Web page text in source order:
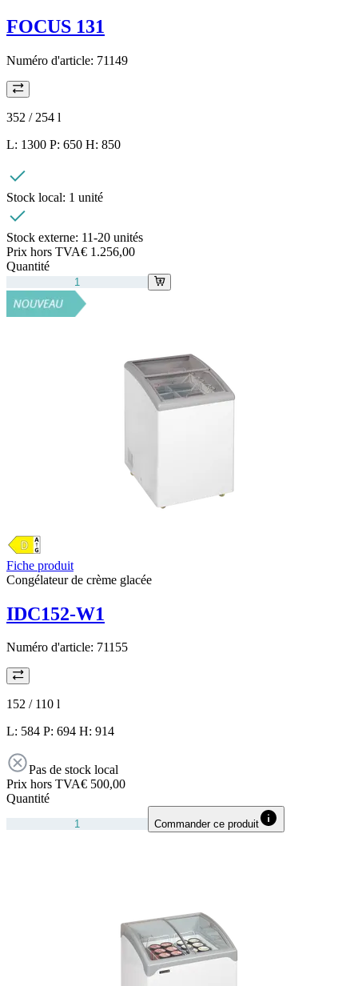
FOCUS 131
Numéro d'article: 71149
352 / 254 l
L: 1300 P: 650 H: 850
Stock local: 1 unité
Stock externe: 11-20 unités
Prix hors TVA€ 1.256,00
Quantité
Fiche produit
Congélateur de crème glacée
IDC152-W1
Numéro d'article: 71155
152 / 110 l
L: 584 P: 694 H: 914
Pas de stock local
Prix hors TVA€ 500,00
Quantité
Commander ce produit